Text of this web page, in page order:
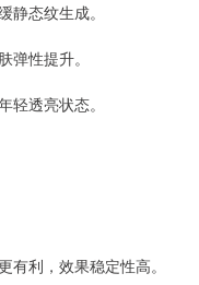
态纹生成。
弹性提升。
轻透亮状态。
利，效果稳定性高。